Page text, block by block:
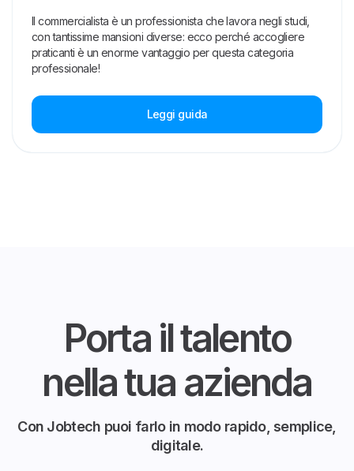
Il commercialista è un professionista che lavora negli studi,
con tantissime mansioni diverse: ecco perché accogliere
praticanti è un enorme vantaggio per questa categoria
professionale!
Leggi guida
Porta il talento
nella tua azienda
Con Jobtech puoi farlo in modo rapido, semplice,
digitale.